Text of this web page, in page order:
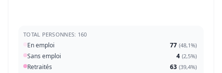
TOTAL PERSONNES: 160
En emploi 77 (48,1%)
Sans emploi 4 (2,5%)
Retraités 63 (39,4%)